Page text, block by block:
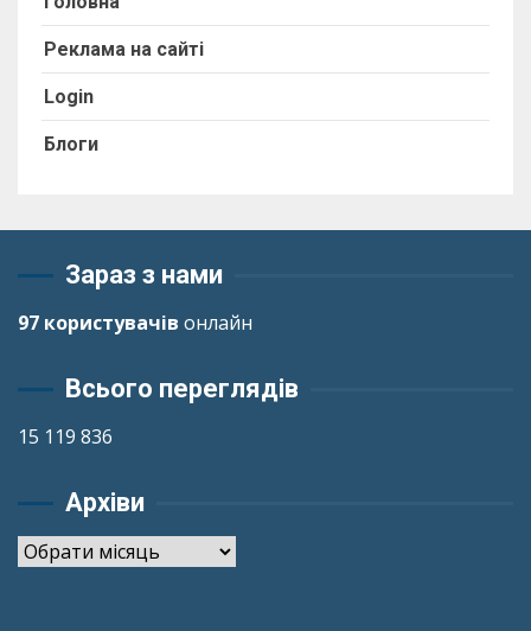
Реклама на сайті
Login
Блоги
Зараз з нами
97 користувачів онлайн
Всього переглядів
15 119 836
Архіви
Архіви